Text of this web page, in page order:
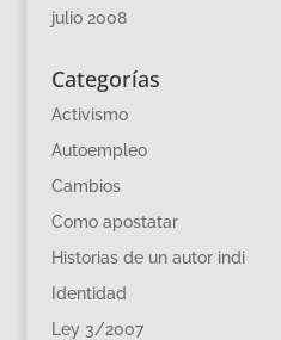
julio 2008
Categorías
Activismo
Autoempleo
Cambios
Como apostatar
Historias de un autor indi
Identidad
Ley 3/2007